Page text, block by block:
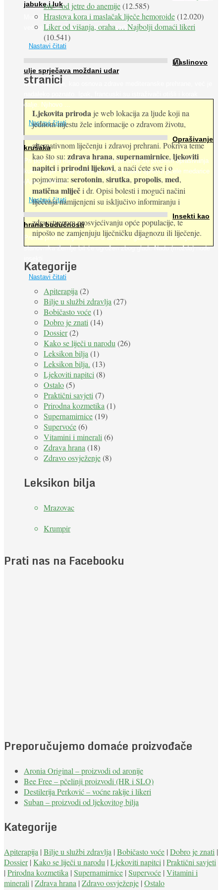
jabuke i luk
Muče li vas tegobe vezane uz srce, oči i živce, od kojih pati
većina dijabetičara u kasnijem stadiju bolesti, jabuke ...
Nastavi čitati
Maslinovo
ulje sprječava moždani udar
Maslinovo ulje, kao osnova zdrave mediteranske prehrane, već je
dalje. Njihovo ...
Nastavi čitati
Oprašivanje
krušaka
Pri podizanju nasada kruške zanemaruje se problem oprašivanja
kukcima jer vlada uvjerenje da će krušku oprašiti pčele medarice
(Apis mellifera). ...
Nastavi čitati
Insekti kao
hrana budućnosti
Prema predviđanjima FAO-a do 2050. godine život 9 milijardi
stanovnika Zemlje bit će ugrožen zbog gladi. Nadu (možda) nude
Nastavi čitati
sve – od jetre do anemije(12.585)
Hrastova kora i maslačak liječe hemoroide(12.020)
Liker od višanja, oraha … Najbolji domaći likeri
(10.541)
O
stranici
Ljekovita priroda je web lokacija za ljude koji na
jednom mjestu žele informacije o zdravom životu,
alternativnom liječenju i zdravoj prehrani. Pokriva teme
kao što su: zdrava hrana, supernamirnice, ljekoviti
napitciiprirodni lijekovi, a naći ćete sve i o
pojmovima: serotonin, sirutka, propolis, med,
matična mliječi dr. Opisi bolesti i mogući načini
liječenja namijenjeni su isključivo informiranju i
zdravstvenom prosvjećivanju opće populacije, te
nipošto ne zamjenjuju liječničku dijagnozu ili liječenje.
Kategorije
Apiterapija (2)
Bilje u službi zdravlja (27)
Bobičasto voće(1)
Dobro je znati (14)
Dossier(2)
Kako se liječi u narodu (26)
Leksikon bilja (1)
Leksikon bilja. (13)
Ljekoviti napitci (8)
Ostalo(5)
Praktični savjeti (7)
Prirodna kozmetika (1)
Supernamirnice(19)
Supervoće(6)
Vitamini i minerali (6)
Zdrava hrana (18)
Zdravo osvježenje(8)
Leksikon bilja
Mrazovac
Krumpir
Prati nas na Facebooku
Preporučujemo domaće proizvođače
Aronia Original – proizvodi od aronije
Bee Free – pčelinji proizvodi (HR i SLO)
Destilerija Perković – voćne rakije i likeri
Suban – proizvodi od ljekovitog bilja
Kategorije
Apiterapija | Bilje u službi zdravlja | Bobičasto voće | Dobro je znati |
Dossier| Kako se liječi u narodu | Ljekoviti napitci | Praktični savjeti
| Prirodna kozmetika | Supernamirnice | Supervoće | Vitamini i
minerali | Zdrava hrana | Zdravo osvježenje | Ostalo